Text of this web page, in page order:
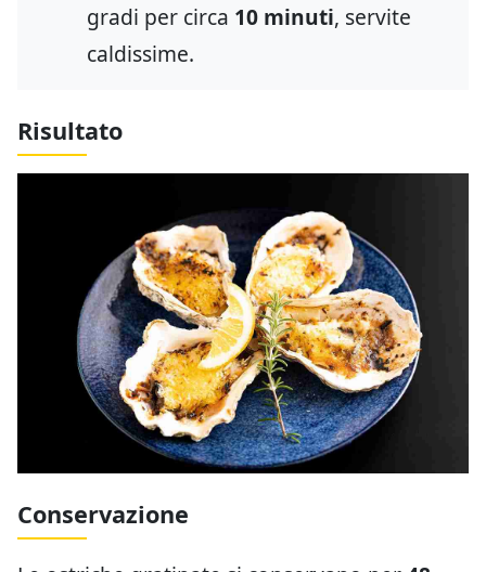
gradi per circa 10 minuti, servite
caldissime.
Risultato
Conservazione